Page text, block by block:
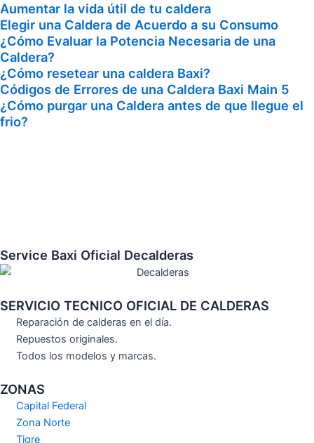
Aumentar la vida útil de tu caldera
Elegir una Caldera de Acuerdo a su Consumo
¿Cómo Evaluar la Potencia Necesaria de una
Caldera?
¿Cómo resetear una caldera Baxi?
Códigos de Errores de una Caldera Baxi Main 5
¿Cómo purgar una Caldera antes de que llegue el
frio?
Service Baxi Oficial Decalderas
SERVICIO TECNICO OFICIAL DE CALDERAS
Reparación de calderas en el día.
Repuestos originales.
Todos los modelos y marcas.
ZONAS
Capital Federal
Zona Norte
Tigre